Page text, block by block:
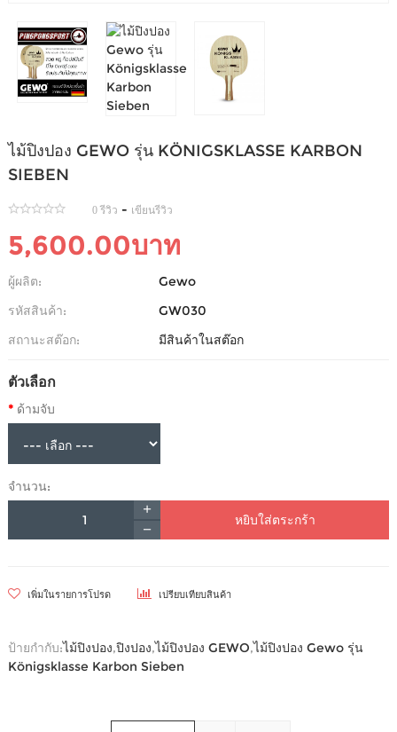
ไม้ปิงปอง GEWO รุ่น KÖNIGSKLASSE KARBON
SIEBEN
0 รีวิว - เขียนรีวิว
5,600.00บาท
ผู้ผลิต:
Gewo
รหัสสินค้า:
GW030
สถานะสต๊อก:
มีสินค้าในสต๊อก
ตัวเลือก
ด้ามจับ
จำนวน:
หยิบใส่ตระกร้า
เพิ่มในรายการโปรด เปรียบเทียบสินค้า
ป้ายกำกับ:ไม้ปิงปอง,ปิงปอง,ไม้ปิงปอง GEWO,ไม้ปิงปอง Gewo รุ่น
Königsklasse Karbon Sieben